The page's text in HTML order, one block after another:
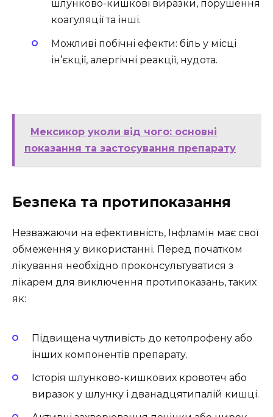
шлунково-кишкові виразки, порушення
коагуляції та інші.
Можливі побічні ефекти: біль у місці
ін’єкції, алергічні реакції, нудота.
Мексикор уколи від чого: основні
показання та застосування препарату
Безпека та протипоказання
Незважаючи на ефективність, Інфламін має свої
обмеження у використанні. Перед початком
лікування необхідно проконсультуватися з
лікарем для виключення протипоказань, таких
як:
Підвищена чутливість до кетопрофену або
інших компонентів препарату.
Історія шлунково-кишкових кровотеч або
виразок у шлунку і дванадцятипалій кишці.